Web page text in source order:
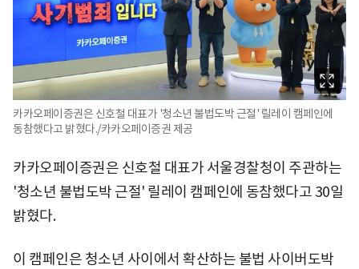
카카오페이증권은 신호철 대표가 '청소년 불법도박 근절' 릴레이 캠페인에
동참했다고 밝혔다./카카오페이증권 제공
카카오페이증권은 신호철 대표가 서울경찰청이 주관하는
'청소년 불법도박 근절' 릴레이 캠페인에 동참했다고 30일
밝혔다.
이 캠페인은 청소년 사이에서 확산하는 불법 사이버도박